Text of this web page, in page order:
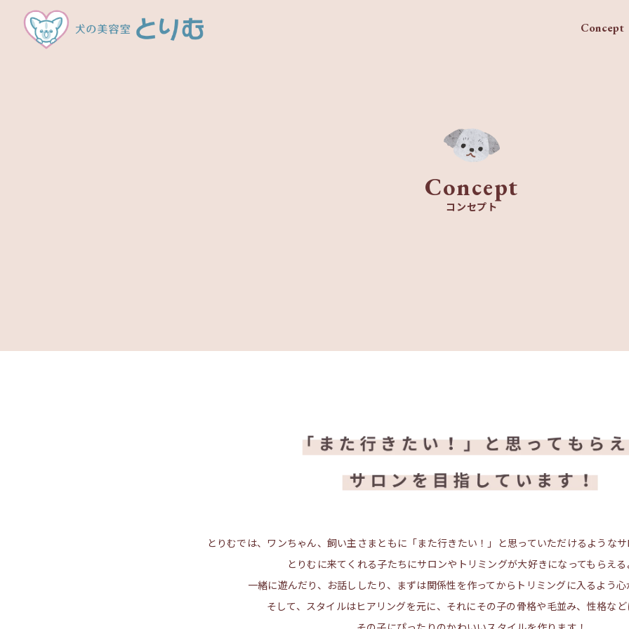
Concept
Concept
コンセプト
とりむでは、ワンちゃん、飼い主さまともに 「また行きたい！」と思っていただけるような
とりむに来てくれる子たちにサロンやトリミングが大好きになってもらえ
一緒に遊んだり、お話ししたり、 まずは関係性を作ってからトリミングに入るよう
そして、スタイルはヒアリングを元に、 それにその子の骨格や毛並み、性格な